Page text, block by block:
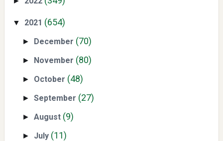
(BTC) dan Ekonomi Global
▼ 2021 (654)
► December (70)
► November (80)
► October (48)
►September (27)
►August (9)
► July (11)